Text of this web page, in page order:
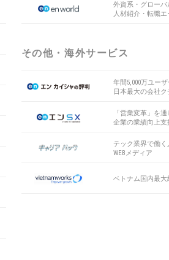
外資系・グロー
人材紹介・転職エ
その他・海外サービス
年間5,000万ユー
日本最大の会社
「営業変革」を通
企業の業績向上支
テック業界で働
WEBメディア
ベトナム国内最大